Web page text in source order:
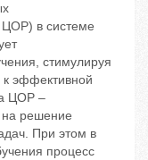
ЦОР) в системе
стимулируя
к эффективной
ЦОР –
на решение
При этом в
процесс